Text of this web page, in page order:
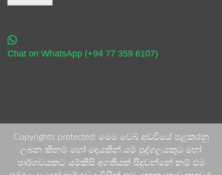
Chat on WhatsApp (+94 77 359 6107)
Copyrights protected: මෙම වෙබ් අඩවියේ පළකරනු
ලබන කිනම් හෝ දෙයකින් යම් පුද්ගලයකුට හෝ
පාර්ශවයකට යම්කිසි අගතියක් සිදුවන්නේ නම් එම